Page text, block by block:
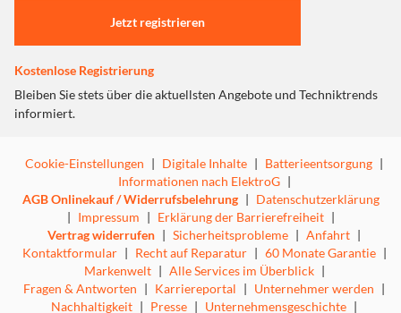
Mit der ZINKTM Technologie druckt man Fotos ganz ohne
Tinte auf recycelbarem Papier. Das ist sauber, du musst
nichts austauschen und keine leeren Tintenpatronen
entsorgen.
Jetzt registrieren
Kostenlose Registrierung
Bleiben Sie stets über die aktuellsten Angebote und Techniktrends
informiert.
Cookie-Einstellungen | Digitale Inhalte | Batterieentsorgung |
Informationen nach ElektroG |
AGB Onlinekauf / Widerrufsbelehrung | Datenschutzerklärung
| Impressum | Erklärung der Barrierefreiheit |
Vertrag widerrufen | Sicherheitsprobleme | Anfahrt |
Kontaktformular | Recht auf Reparatur | 60 Monate Garantie |
Markenwelt | Alle Services im Überblick |
Fragen & Antworten | Karriereportal | Unternehmer werden |
Nachhaltigkeit | Presse | Unternehmensgeschichte |